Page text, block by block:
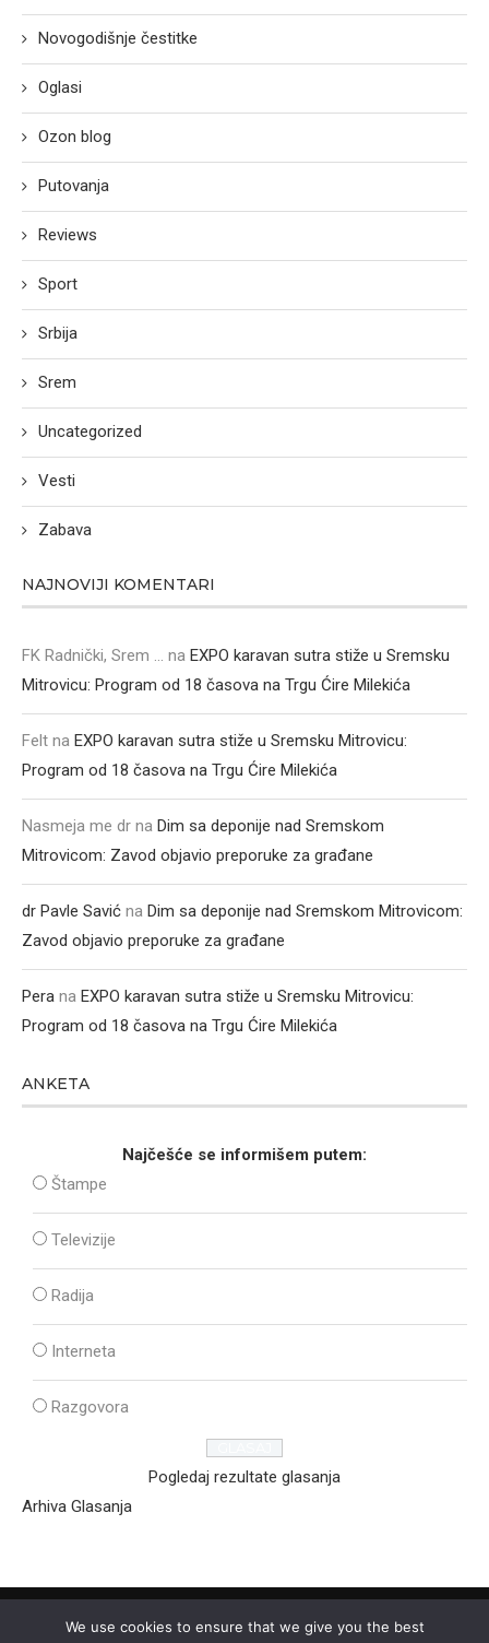
Novogodišnje čestitke
Oglasi
Ozon blog
Putovanja
Reviews
Sport
Srbija
Srem
Uncategorized
Vesti
Zabava
NAJNOVIJI KOMENTARI
FK Radnički, Srem ... na EXPO karavan sutra stiže u Sremsku
Mitrovicu: Program od 18 časova na Trgu Ćire Milekića
Felt na EXPO karavan sutra stiže u Sremsku Mitrovicu:
Program od 18 časova na Trgu Ćire Milekića
Nasmeja me dr na Dim sa deponije nad Sremskom
Mitrovicom: Zavod objavio preporuke za građane
dr Pavle Savić na Dim sa deponije nad Sremskom Mitrovicom:
Zavod objavio preporuke za građane
Pera na EXPO karavan sutra stiže u Sremsku Mitrovicu:
Program od 18 časova na Trgu Ćire Milekića
ANKETA
Najčešće se informišem putem:
Štampe
Televizije
Radija
Interneta
Razgovora
Pogledaj rezultate glasanja
Arhiva Glasanja
We use cookies to ensure that we give you the best